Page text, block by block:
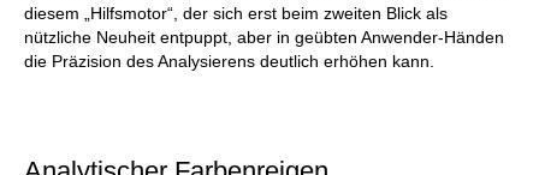
diesem „Hilfsmotor“, der sich erst beim zweiten Blick als
nützliche Neuheit entpuppt, aber in geübten Anwender-Händen
die Präzision des Analysierens deutlich erhöhen kann.